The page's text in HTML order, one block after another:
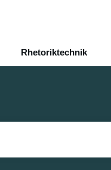
Rhetoriktechnik